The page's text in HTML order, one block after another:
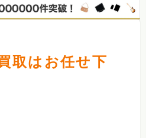
取はお任せ下